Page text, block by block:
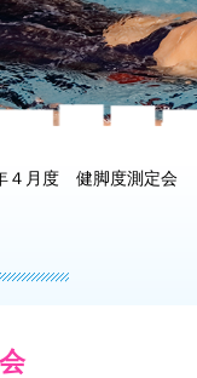
４月度 健脚度測定会